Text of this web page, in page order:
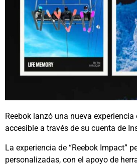
Reebok lanzó una nueva
accesible a través de su cuenta de
La experiencia de “Reebok Impact”
personalizadas, con el apoyo de